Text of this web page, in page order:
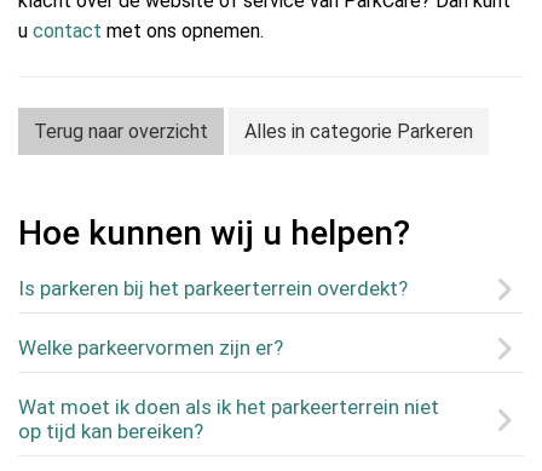
u contact met ons opnemen.
Terug naar overzicht Alles in categorie Parkeren
Hoe kunnen wij u helpen?
Is parkeren bij het parkeerterrein overdekt?
Welke parkeervormen zijn er?
Wat moet ik doen als ik het parkeerterrein niet
op tijd kan bereiken?